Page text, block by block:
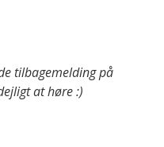
tilbagemelding på
at høre :)